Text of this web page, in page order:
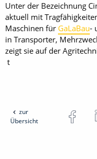
Unter der Bezeichnung
aktuell mit
Maschinen für GaLaBau-
in Transporter,
zeigt sie auf der
t
zur
Übersicht